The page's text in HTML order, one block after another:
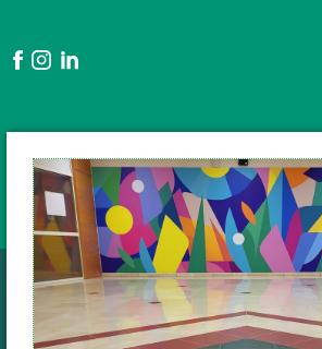
Google Avis
Données personnelles
Cookies
Mentions légales
Plan de site
Anura 2022
En poursuivant votre navigation
sur le site, vous acceptez l'
utilisation des cookiespour
assurer le bon fonctionnement du
site internet et établir des
statistiques de fréquentation.